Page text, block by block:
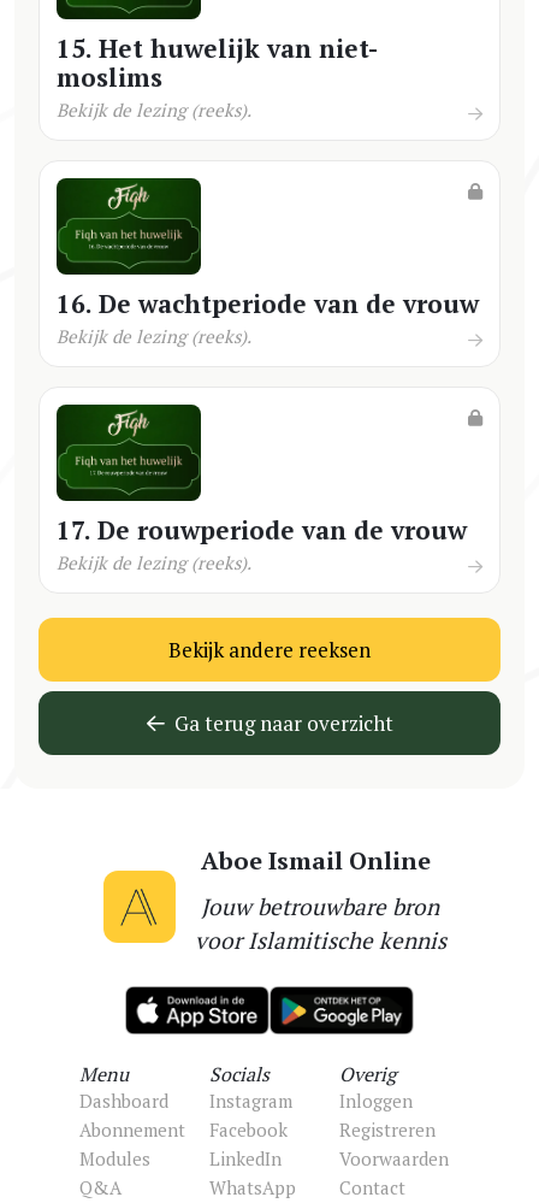
15. Het huwelijk van niet-
moslims
Bekijk de lezing (reeks).
16. De wachtperiode van de vrouw
Bekijk de lezing (reeks).
17. De rouwperiode van de vrouw
Bekijk de lezing (reeks).
Bekijk andere reeksen
Ga terug naar overzicht
Aboe Ismail Online
Jouw betrouwbare bron
voor Islamitische kennis
Menu
Dashboard
Abonnement
Modules
Q&A
Socials
Instagram
Facebook
LinkedIn
WhatsApp
Overig
Inloggen
Registreren
Voorwaarden
Contact